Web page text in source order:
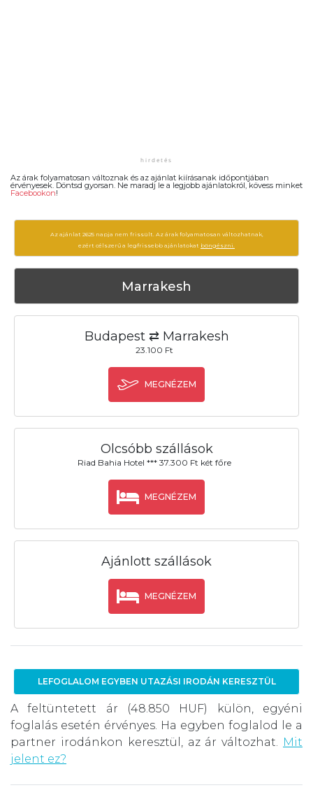
Az árak folyamatosan változnak és az ajánlat kiírásanak időpontjában
érvényesek. Döntsd gyorsan. Ne maradj le a legjobb ajánlatokról, kövess minket
Facebookon!
Az ajánlat 2625 napja nem frissült. Az árak folyamatosan változhatnak,
ezért célszerű a legfrissebb ajánlatokat böngészni.
Marrakesh
Budapest ⇄ Marrakesh
23.100 Ft
MEGNÉZEM
Olcsóbb szállások
Riad Bahia Hotel *** 37.300 Ft két főre
MEGNÉZEM
Ajánlott szállások
MEGNÉZEM
LEFOGLALOM EGYBEN UTAZÁSI IRODÁN KERESZTÜL
A feltüntetett ár (48.850 HUF) külön, egyéni
foglalás esetén érvényes. Ha egyben foglalod le a
partner irodánkon keresztül, az ár változhat. Mit
jelent ez?